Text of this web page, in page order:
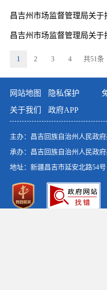
1 2 3 4 共51条
网站地图 隐私保护
关于我们
政府APP
主办：昌吉回族自治州人民政
承办：昌吉回族自治州人民政
地址：新疆昌吉市延安北路54号